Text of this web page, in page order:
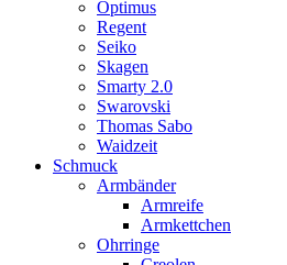
Optimus
Regent
Seiko
Skagen
Smarty 2.0
Swarovski
Thomas Sabo
Waidzeit
Schmuck
Armbänder
Armreife
Armkettchen
Ohrringe